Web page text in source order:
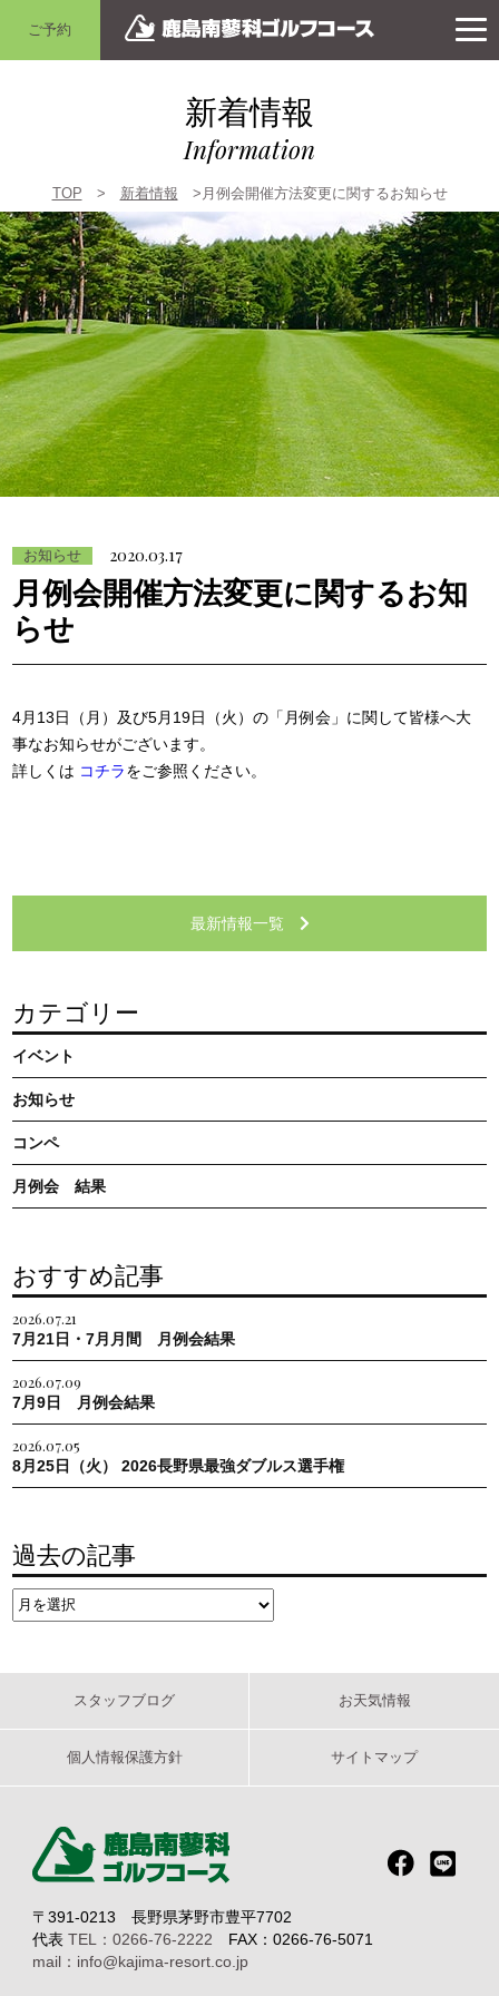
ご予約
新着情報
Information
TOP > 新着情報 >月例会開催方法変更に関するお知らせ
お知らせ 2020.03.17
月例会開催方法変更に関するお知
らせ
4月13日（月）及び5月19日（火）の「月例会」に関して皆様へ大
事なお知らせがございます。
詳しくは コチラをご参照ください。
最新情報一覧
カテゴリー
イベント
お知らせ
コンペ
月例会 結果
おすすめ記事
2026.07.21
7月21日・7月月間 月例会結果
2026.07.09
7月9日 月例会結果
2026.07.05
8月25日（火） 2026長野県最強ダブルス選手権
過去の記事
スタッフブログ お天気情報
個人情報保護方針 サイトマップ
〒391-0213 長野県茅野市豊平7702
代表TEL：0266-76-2222 FAX：0266-76-5071
mail：info@kajima-resort.co.jp